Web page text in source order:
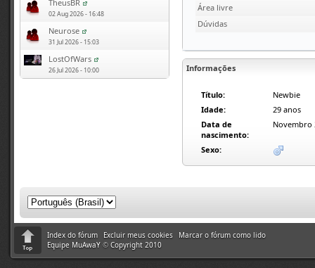
TheusBR
02 Aug 2026 - 16:48
Neurose
31 Jul 2026 - 15:03
LostOfWars
26 Jul 2026 - 10:00
Área livre
Dúvidas
Informações
Título:
Newbie
Idade:
29 anos
Data de
nascimento:
Novembro
Sexo:
Index do fórum Excluir meus cookies
Marcar o fórum como lido
Equipe MuAwaY © Copyright 2010